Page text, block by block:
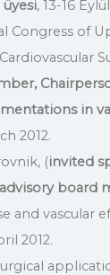
, 13-16
Congress of
in
2012.
(invited
board
and vascular
2012.